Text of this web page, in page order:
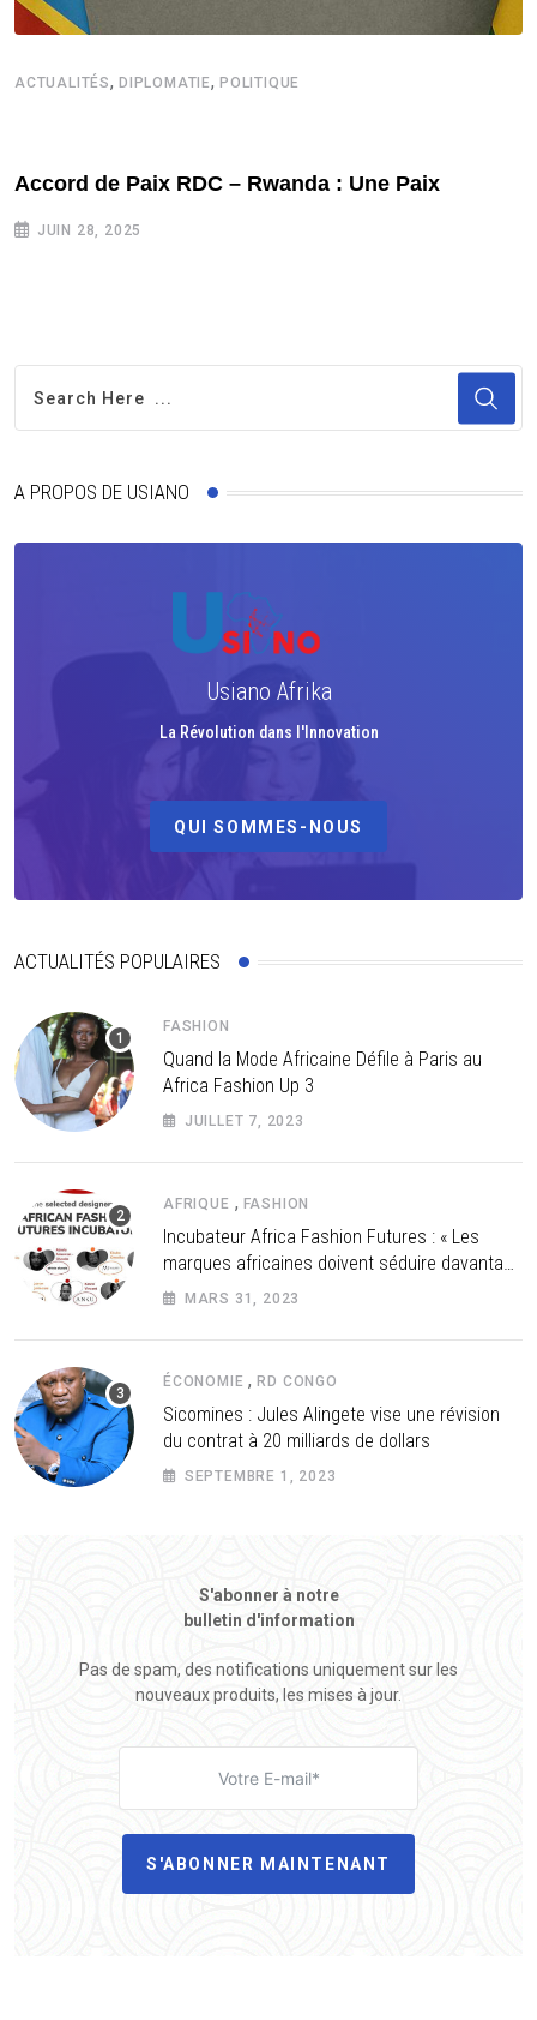
ACTUALITÉS, DIPLOMATIE, POLITIQUE
Accord de Paix RDC – Rwanda : Une Paix
JUIN 28, 2025
A PROPOS DE USIANO
Usiano Afrika
La Révolution dans l'Innovation
QUI SOMMES-NOUS
ACTUALITÉS POPULAIRES
FASHION
Quand la Mode Africaine Défile à Paris au
Africa Fashion Up 3
JUILLET 7, 2023
AFRIQUE , FASHION
Incubateur Africa Fashion Futures : « Les
marques africaines doivent séduire davantage
les investisseurs »
MARS 31, 2023
ÉCONOMIE ,RD CONGO
Sicomines : Jules Alingete vise une révision
du contrat à 20 milliards de dollars
SEPTEMBRE 1, 2023
S'abonner à notre
bulletin d'information
Pas de spam, des notifications uniquement sur les
nouveaux produits, les mises à jour.
S'ABONNER MAINTENANT